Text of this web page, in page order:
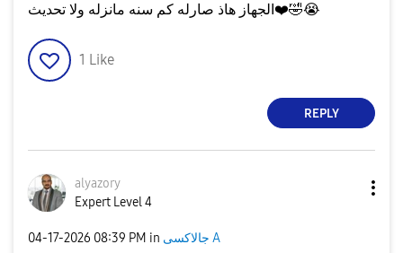
الجهاز هاذ صارله كم سنه مانزله ولا تحديث❤️🤣😭
1 Like
REPLY
alyazory
Expert Level 4
‎04-17-2026 08:39 PM in جالاكسى A